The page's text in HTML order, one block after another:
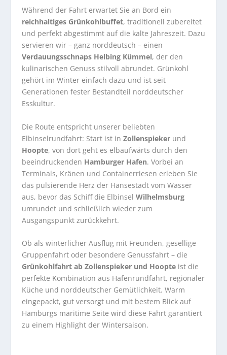
Während der Fahrt erwartet Sie an Bord ein
reichhaltiges Grünkohlbuffet, traditionell zubereitet
und perfekt abgestimmt auf die kalte Jahreszeit. Dazu
servieren wir – ganz norddeutsch – einen
Verdauungsschnaps Helbing Kümmel, der den
kulinarischen Genuss stilvoll abrundet. Grünkohl
gehört im Winter einfach dazu und ist seit
Generationen fester Bestandteil norddeutscher
Esskultur.
Die Route entspricht unserer beliebten
Elbinselrundfahrt: Start ist in Zollenspiekerund
Hoopte, von dort geht es elbaufwärts durch den
beeindruckenden Hamburger Hafen. Vorbei an
Terminals, Kränen und Containerriesen erleben Sie
das pulsierende Herz der Hansestadt vom Wasser
aus, bevor das Schiff die Elbinsel Wilhelmsburg
umrundet und schließlich wieder zum
Ausgangspunkt zurückkehrt.
Ob als winterlicher Ausflug mit Freunden, gesellige
Gruppenfahrt oder besondere Genussfahrt – die
Grünkohlfahrt ab Zollenspieker und Hoopteist die
perfekte Kombination aus Hafenrundfahrt, regionaler
Küche und norddeutscher Gemütlichkeit. Warm
eingepackt, gut versorgt und mit bestem Blick auf
Hamburgs maritime Seite wird diese Fahrt garantiert
zu einem Highlight der Wintersaison.